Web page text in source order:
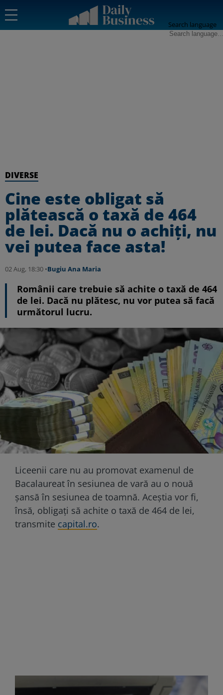
Search language
DIVERSE
Cine este obligat să
plătească o taxă de 464
de lei. Dacă nu o achiți, nu
vei putea face asta!
02 Aug, 18:30 •Bugiu ⁠Ana Maria
Românii care trebuie să achite o taxă de 464
de lei. Dacă nu plătesc, nu vor putea să facă
următorul lucru.
Liceenii care nu au promovat examenul de
Bacalaureat în sesiunea de vară au o nouă
șansă în sesiunea de toamnă. Aceștia vor fi,
însă, obligați să achite o taxă de 464 de lei,
transmite capital.ro.